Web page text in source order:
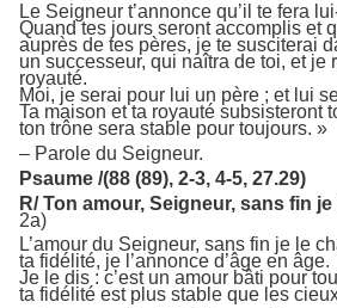
Le Seigneur t’annonce qu’il te fera
Quand tes jours seront accomplis et
auprès de tes pères, je te susciterai
un successeur, qui naîtra de toi, et je
royauté.
Moi, je serai pour lui un père ; et lui
Ta maison et ta royauté subsisteront
ton trône sera stable pour toujours. »
– Parole du Seigneur.
Psaume /(88 (89), 2-3, 4-5, 27.29)
R/ Ton amour, Seigneur, sans fin
2a)
L’amour du Seigneur, sans fin je le
ta fidélité, je l’annonce d’âge en âge.
Je le dis : c’est un amour bâti pour
ta fidélité est plus stable que les